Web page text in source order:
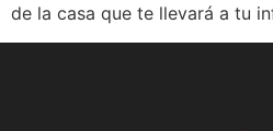
de la casa que te llevará a tu